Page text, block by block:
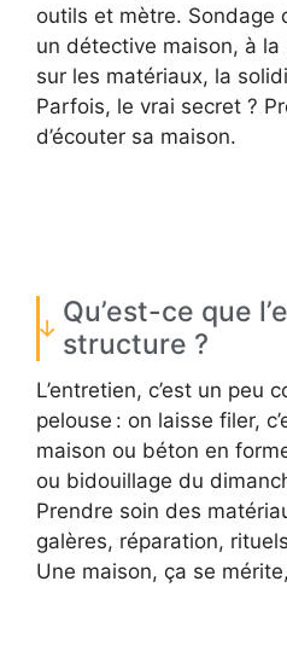
outils et mètre. Sondage
un détective maison, à la
sur les matériaux, la
Parfois, le vrai secret ?
d’écouter sa maison.
Qu’est-ce que
structure ?
L’entretien, c’est un peu
pelouse : on laisse filer,
maison ou béton en
ou bidouillage du
Prendre soin des
galères, réparation,
Une maison, ça se